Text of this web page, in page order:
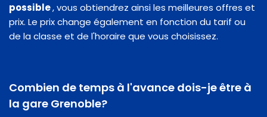
possible, vous obtiendrez ainsi les meilleures offres et
prix. Le prix change également en fonction du tarif ou
de la classe et de l'horaire que vous choisissez.
Combien de temps à l'avance dois-je être à
la gare Grenoble?